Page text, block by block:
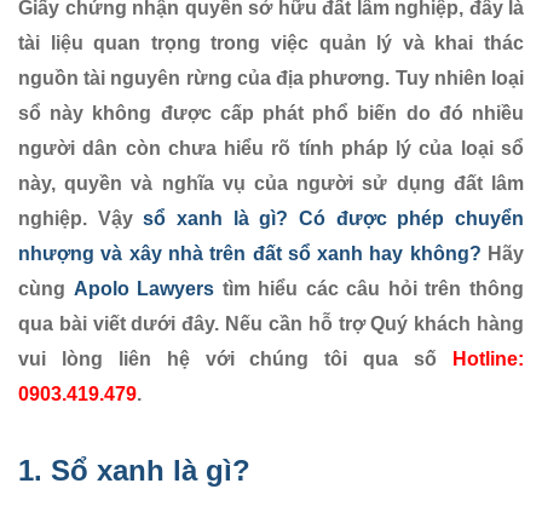
Giấy chứng nhận quyền sở hữu đất lâm nghiệp, đây là
tài liệu quan trọng trong việc quản lý và khai thác
nguồn tài nguyên rừng của địa phương. Tuy nhiên loại
sổ này không được cấp phát phổ biến do đó nhiều
người dân còn chưa hiểu rõ tính pháp lý của loại sổ
này, quyền và nghĩa vụ của người sử dụng đất lâm
nghiệp. Vậysổ xanh là gì? Có được phép chuyển
nhượng và xây nhà trên đất sổ xanh hay không? Hãy
cùng Apolo Lawyers tìm hiểu các câu hỏi trên thông
qua bài viết dưới đây. Nếu cần hỗ trợ Quý khách hàng
vui lòng liên hệ với chúng tôi qua số
Hotline:
0903.419.479.
1. Sổ xanh là gì?